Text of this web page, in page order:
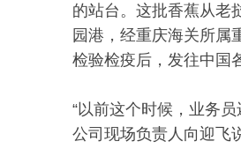
的站台。这批香蕉从老
园港，经重庆海关所属
检验检疫后，发往中国
“以前这个时候，业务
公司现场负责人向迎飞